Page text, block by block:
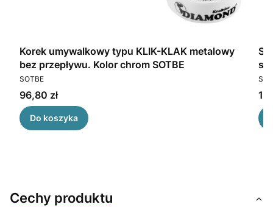
Korek umywalkowy typu KLIK-KLAK metalowy
bez przepływu. Kolor chrom SOTBE
PRODUCENT
SOTBE
Cena
96,80 zł
Do koszyka
Cechy produktu